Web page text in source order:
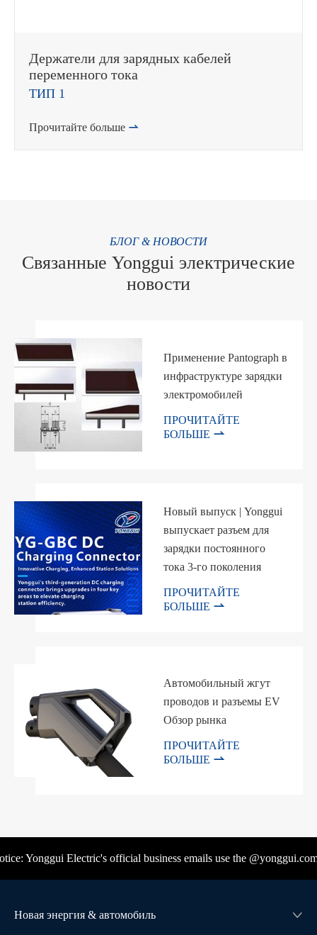
Держатели для зарядных кабелей
переменного тока
ТИП 1
Прочитайте больше 
БЛОГ & НОВОСТИ
Связанные Yonggui электрические
новости
Применение Pantograph в
инфраструктуре зарядки
электромобилей
ПРОЧИТАЙТЕ
БОЛЬШЕ 
Новый выпуск | Yonggui
выпускает разъем для
зарядки постоянного
тока 3-го поколения
ПРОЧИТАЙТЕ
БОЛЬШЕ 
Автомобильный жгут
проводов и разъемы EV
Обзор рынка
ПРОЧИТАЙТЕ
БОЛЬШЕ 
Yonggui Electric's official business emails use the @yonggui.com
Новая энергия & автомобиль 